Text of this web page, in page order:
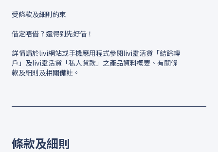
受條款及細則約束
借定唔借？還得到先好借！
詳情請於livi網站或手機應用程式參閱livi靈活貸「結餘轉
戶」及livi靈活貸「私人貸款」之產品資料概要、有關條
款及細則及相關備註。
條款及細則